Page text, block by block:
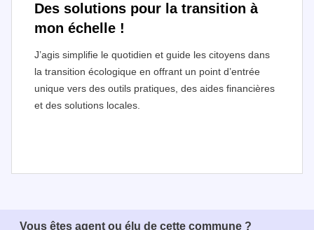
Des solutions pour la transition à
mon échelle !
J’agis simplifie le quotidien et guide les citoyens dans
la transition écologique en offrant un point d’entrée
unique vers des outils pratiques, des aides financières
et des solutions locales.
Vous êtes agent ou élu de cette commune ?